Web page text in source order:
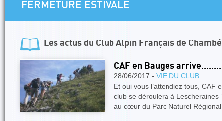
FERMETURE ESTIVALE
Les actus du Club Alpin Français de
CAF en Bauges
28/06/2017 - VIE DU CLUB
Et oui vous l’attendiez tous, CAF
club se déroulera à
au cœur du Parc Naturel